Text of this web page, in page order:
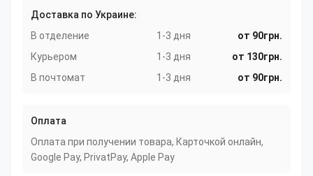
Доставка по Украине:
В отделение
1-3 дня
от 90грн.
Курьером
1-3 дня
от 130грн.
В почтомат
1-3 дня от 90грн.
Оплата
Оплата при получении товара, Карточкой онлайн,
Google Pay, PrivatPay, Apple Pay